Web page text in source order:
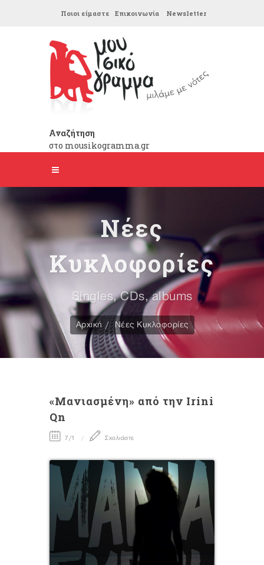
Ποιοι είμαστε Επικοινωνία Newsletter
Αναζήτηση
στο mousikogramma.gr
Νέες
Κυκλοφορίες
Singles, CDs, albums
Αρχική Νέες Κυκλοφορίες
«Μανιασμένη» από την Irini
Qn
7/1 Σχολιάστε